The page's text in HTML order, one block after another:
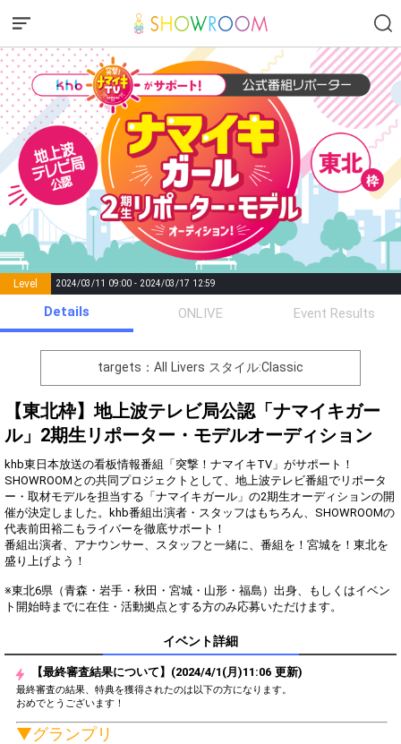
Level 2024/03/11 09:00 - 2024/03/17 12:59
Points List of Goal
number of
positions
Rema
0 Event Begins!
オリジナルアバター制作権獲
得！
Gifting
Throw gifts to the stage and join
the live performance.
First, try throwing free Stars
(once a day)! You can also charge
Show Gold to purchase gifts
(available from 1 JPY)! When you
continue to send gifts to the
popularity ranking and your
ranking go up.
To send performers paid items,
you must use Show Gold.
Comments
You can post comments. Please
refrain from posting comments
that may offend performers or
other users.
Details ONLIVE Event Results
targets：All Livers スタイル:Classic
【東北枠】地上波テレビ局公認「ナマイキガー
ル」2期生リポーター・モデルオーディション
khb東日本放送の看板情報番組「突撃！ナマイキTV」がサポート！
SHOWROOMとの共同プロジェクトとして、地上波テレビ番組でリポータ
ー・取材モデルを担当する「ナマイキガール」の2期生オーディションの開
催が決定しました。khb番組出演者・スタッフはもちろん、SHOWROOMの
代表前田裕二もライバーを徹底サポート！
番組出演者、アナウンサー、スタッフと一緒に、番組を！宮城を！東北を
盛り上げよう！
※東北6県（青森・岩手・秋田・宮城・山形・福島）出身、もしくはイベン
イベント詳細
【最終審査結果について】(2024/4/1(月)11:06 更新)
最終審査の結果、特典を獲得されたのは以下の方になります。
おめでとうございます！
▼グランプリ